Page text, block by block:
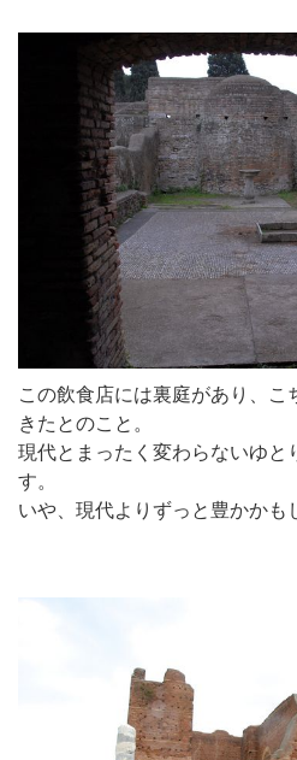
この飲食店には裏庭があり、
きたとのこと。
現代とまったく変わらないゆと
す。
いや、現代よりずっと豊かかも